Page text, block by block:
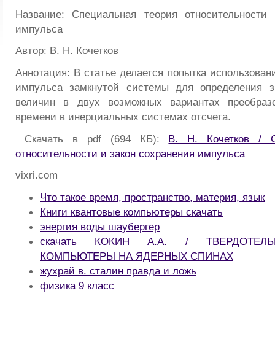
Название: Специальная теория
импульса
Автор: В. Н. Кочетков
Аннотация: В статье делается попытка
импульса замкнутой системы для определения
величин в двух возможных вариантах
времени в инерциальных системах отсчета.
Скачать в pdf (694 КБ): В. Н. Кочетков /
относительности и закон сохранения импульса
vixri.com
Что такое время, пространство, материя, язык
Книги квантовые компьютеры скачать
энергия воды шаубергер
скачать КОКИН А.А. /
КОМПЬЮТЕРЫ НА ЯДЕРНЫХ СПИНАХ
жухрай в. сталин правда и ложь
физика 9 класс